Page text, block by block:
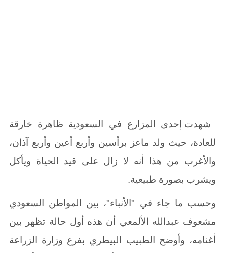
شهدت إحدى المزارع في السعودية ظاهرة خارقة
للعادة، حيث ولد ماعز برأسين وأربع أعين وأربع آذان،
والأغرب من هذا أنه لا زال على قيد الحياة ويأكل
ويشرب بصورة طبيعية.
وحسب ما جاء في "الأنباء"، بين المواطن السعودي
مشعوف عبدالله الألمعي أن هذه أول حالة تظهر بين
أغنامه، وأوضح الطبيب البيطري بفرع وزارة الزراعة